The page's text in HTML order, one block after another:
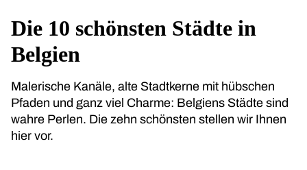
Die 10 schönsten Städte in
Belgien
Malerische Kanäle, alte Stadtkerne mit hübschen
Pfaden und ganz viel Charme: Belgiens Städte sind
wahre Perlen. Die zehn schönsten stellen wir Ihnen
hier vor.